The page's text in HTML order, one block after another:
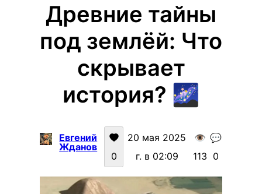
Древние тайны
под землёй: Что
скрывает
история? 🌌
Евгений
Жданов
0
20 мая 2025
г. в 02:09
👁️
113
💬
0